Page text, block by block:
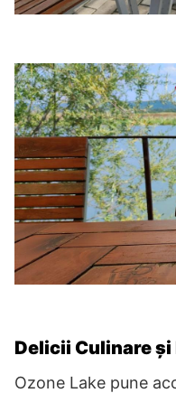
Delicii Culinare și
Ozone Lake pune